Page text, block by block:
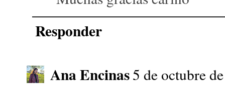
Responder
Ana Encinas5 de octubre